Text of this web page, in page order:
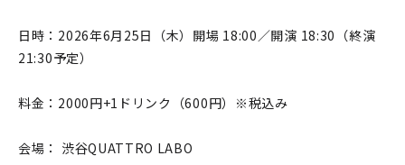
日時：2026年6月25日（木）開場 18:00／開演 18:30（終演
21:30予定）
料金：2000円+1ドリンク（600円）※税込み
会場： 渋谷QUATTRO LABO